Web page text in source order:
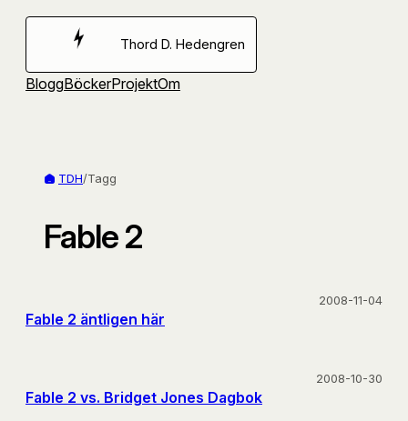
Hoppa
Thord D. Hedengren
BloggBöckerProjektOm
TDH/Tagg
Fable 2
Fable 2 äntligen här
2008-11-04
Fable 2 vs. Bridget Jones Dagbok
2008-10-30